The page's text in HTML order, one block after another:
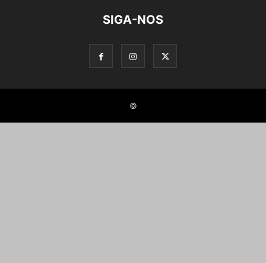
SIGA-NOS
©